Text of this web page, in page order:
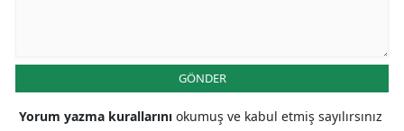
GÖNDER
Yorum yazma kurallarını okumuş ve kabul etmiş sayılırsınız